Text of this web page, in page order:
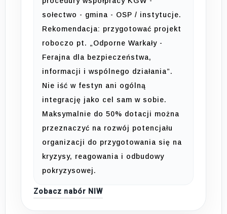
sołectwo - gmina - OSP / instytucje.
Rekomendacja: przygotować projekt
roboczo pt. „Odporne Warkały -
Ferajna dla bezpieczeństwa,
informacji i wspólnego działania”.
Nie iść w festyn ani ogólną
integrację jako cel sam w sobie.
Maksymalnie do 50% dotacji można
przeznaczyć na rozwój potencjału
organizacji do przygotowania się na
kryzysy, reagowania i odbudowy
pokryzysowej.
Zobacz nabór NIW